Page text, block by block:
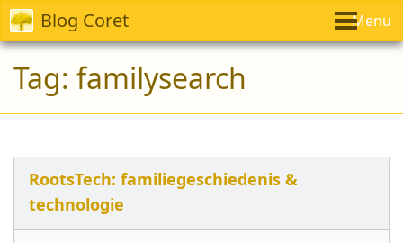
Blog Coret Menu
Tag: familysearch
RootsTech: familiegeschiedenis &
technologie